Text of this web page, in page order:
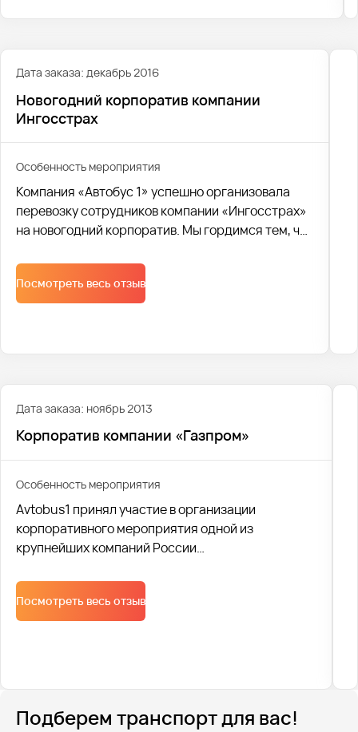
Екатеринбурге.
Дата заказа: декабрь 2016
Новогодний корпоратив компании
Ингосстрах
Особенность мероприятия
Компания «Автобус 1» успешно организовала
перевозку сотрудников компании «Ингосстрах»
на новогодний корпоратив. Мы гордимся тем, что
участников праздника
Посмотреть весь отзыв
Дата заказа: ноябрь 2013
Корпоратив компании «Газпром»
Особенность мероприятия
Avtobus1 принял участие в организации
корпоративного мероприятия одной из
крупнейших компаний России
комфортабельных автобусах и в праздничном
настроении были доставлены на торжество.
Посмотреть весь отзыв
Подберем транспорт для вас!